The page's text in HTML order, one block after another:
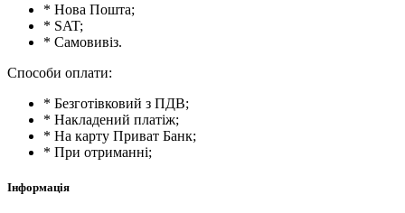
* Нова Пошта;
* SAT;
* Самовивіз.
Способи оплати:
* Безготівковий з ПДВ;
* Накладений платіж;
* На карту Приват Банк;
* При отриманні;
Інформація